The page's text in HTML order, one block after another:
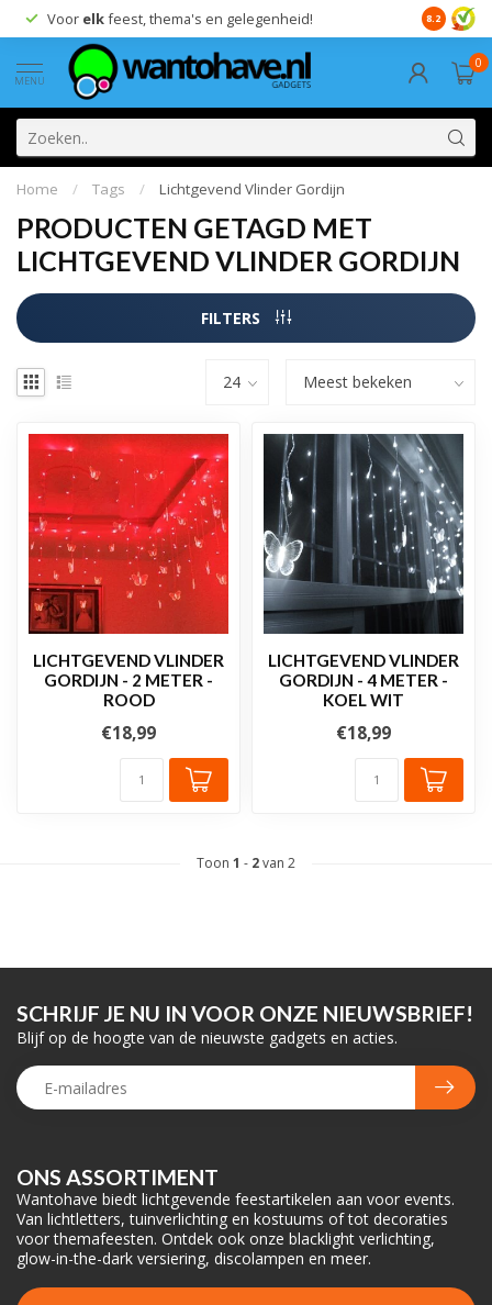
Voor elkfeest, thema's en gelegenheid! 8.2
MENU
0
Home / Tags / Lichtgevend Vlinder Gordijn
PRODUCTEN GETAGD MET
LICHTGEVEND VLINDER GORDIJN
FILTERS
LICHTGEVEND VLINDER
GORDIJN - 2 METER -
ROOD
€18,99
LICHTGEVEND VLINDER
GORDIJN - 4 METER -
KOEL WIT
€18,99
Toon 1 - 2van 2
ONS ASSORTIMENT
Wantohave biedt lichtgevende feestartikelen aan voor events.
Van lichtletters, tuinverlichting en kostuums of tot decoraties
voor themafeesten. Ontdek ook onze blacklight verlichting,
glow-in-the-dark versiering, discolampen en meer.
SCHRIJF JE NU IN VOOR ONZE NIEUWSBRIEF!
Blijf op de hoogte van de nieuwste gadgets en acties.